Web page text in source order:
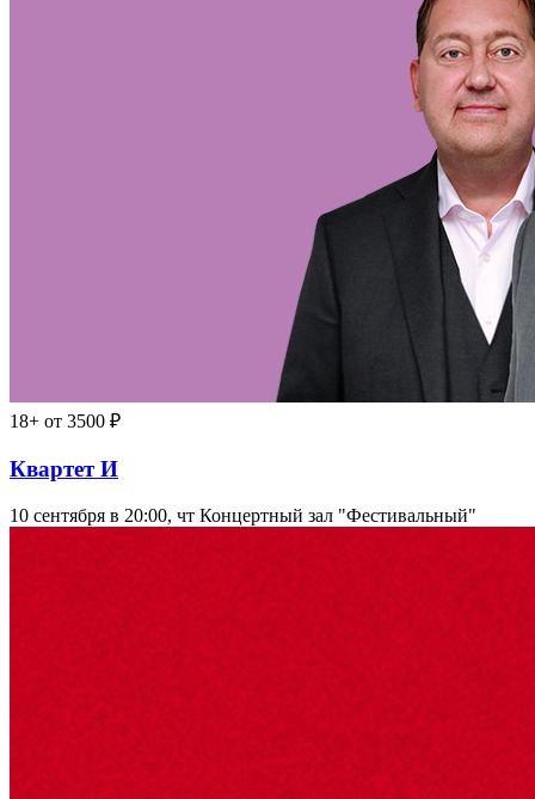
18+ от 3500 ₽
Квартет И
10 сентября в 20:00, чт Концертный зал "Фестивальный"